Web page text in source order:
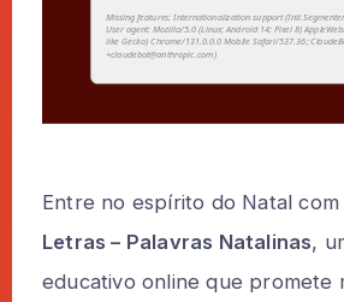
Entre no espírito do Natal com
Letras – Palavras Natalinas,
educativo online que promete